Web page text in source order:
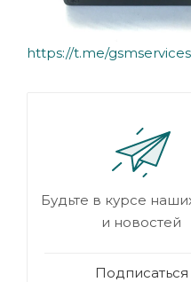
https://t.me/
Будьте в курсе
и новостей
Подписаться